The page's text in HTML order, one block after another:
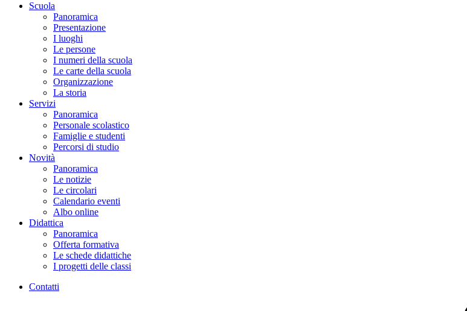
Scuola
Panoramica
Presentazione
I luoghi
Le persone
I numeri della scuola
Le carte della scuola
Organizzazione
La storia
Servizi
Panoramica
Personale scolastico
Famiglie e studenti
Percorsi di studio
Novità
Panoramica
Le notizie
Le circolari
Calendario eventi
Albo online
Didattica
Panoramica
Offerta formativa
Le schede didattiche
I progetti delle classi
Contatti